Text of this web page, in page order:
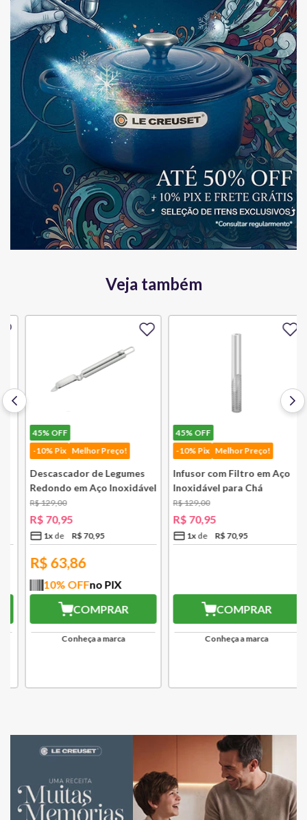
Veja também
45%OFF
-10% Pix
Melhor Preço!
Descascador de Legumes
Redondo em Aço Inoxidável
131 mm Bsf
129,00
R$70,95
1x R$ 70,95
R$63,86
10% OFFno PIX
COMPRAR
Conheça a marca
45%OFF
-10% Pix
Melhor Preço!
Infusor com Filtro em Aço
Inoxidável para Chá
Lausanne Bsf
129,00
R$70,95
1x R$ 70,95
COMPRAR
Conheça a marca